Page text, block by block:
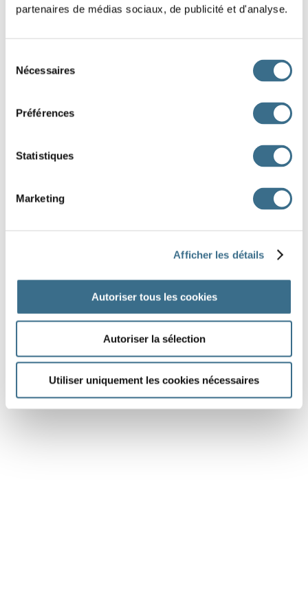
partenaires de médias sociaux, de publicité et d'analyse.
Nécessaires
Préférences
Statistiques
Marketing
Afficher les détails
Autoriser tous les cookies
Autoriser la sélection
Utiliser uniquement les cookies nécessaires